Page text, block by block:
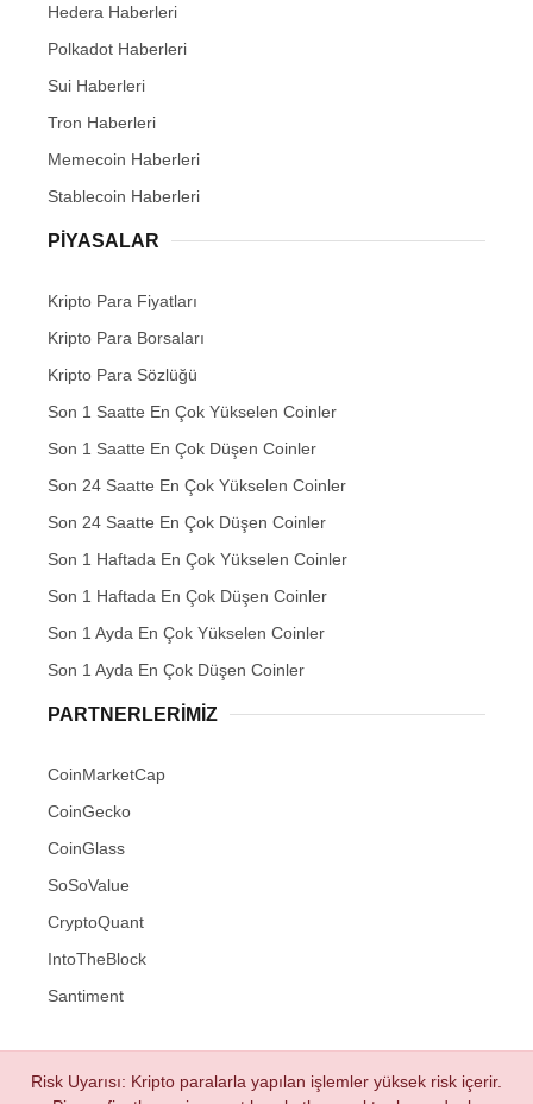
Hedera Haberleri
Polkadot Haberleri
Sui Haberleri
Tron Haberleri
Memecoin Haberleri
Stablecoin Haberleri
PIYASALAR
Kripto Para Fiyatları
Kripto Para Borsaları
Kripto Para Sözlüğü
Son 1 Saatte En Çok Yükselen Coinler
Son 1 Saatte En Çok Düşen Coinler
Son 24 Saatte En Çok Yükselen Coinler
Son 24 Saatte En Çok Düşen Coinler
Son 1 Haftada En Çok Yükselen Coinler
Son 1 Haftada En Çok Düşen Coinler
Son 1 Ayda En Çok Yükselen Coinler
Son 1 Ayda En Çok Düşen Coinler
PARTNERLERIMIZ
CoinMarketCap
CoinGecko
CoinGlass
SoSoValue
CryptoQuant
IntoTheBlock
Santiment
Risk Uyarısı: Kripto paralarla yapılan işlemler yüksek risk içerir.